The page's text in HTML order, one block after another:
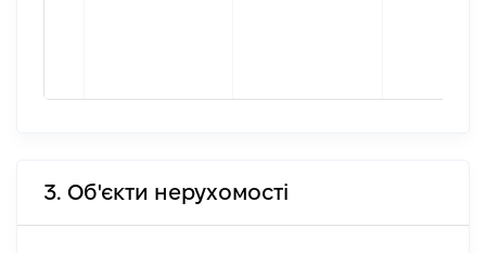
3. Об'єкти нерухомості